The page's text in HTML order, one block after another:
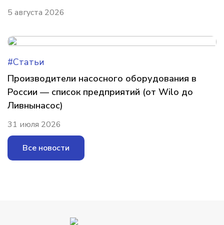
5 августа 2026
#Статьи
Производители насосного оборудования в
России — список предприятий (от Wilo до
Ливнынасос)
31 июля 2026
Все новости